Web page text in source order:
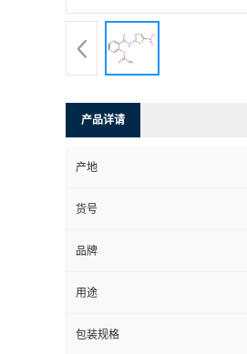
产品详请
产地
货号
品牌
用途
包装规格